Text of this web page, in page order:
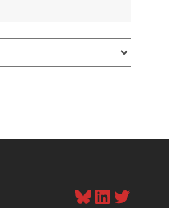
Bluesky